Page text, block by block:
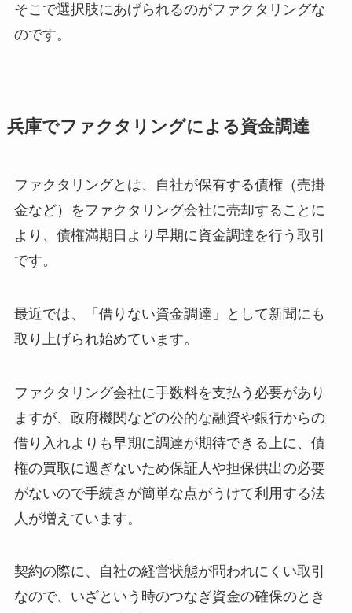
そこで選択肢にあげられるのがファクタリングな
のです。
兵庫でファクタリングによる資金調達
ファクタリングとは、自社が保有する債権（売掛
金など）をファクタリング会社に売却することに
より、債権満期日より早期に資金調達を行う取引
です。
最近では、「借りない資金調達」として新聞にも
取り上げられ始めています。
ファクタリング会社に手数料を支払う必要があり
ますが、政府機関などの公的な融資や銀行からの
借り入れよりも早期に調達が期待できる上に、債
権の買取に過ぎないため保証人や担保供出の必要
がないので手続きが簡単な点がうけて利用する法
人が増えています。
契約の際に、自社の経営状態が問われにくい取引
なので、いざという時のつなぎ資金の確保のとき